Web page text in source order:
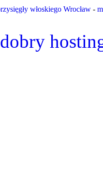
włoskiego Wrocław -